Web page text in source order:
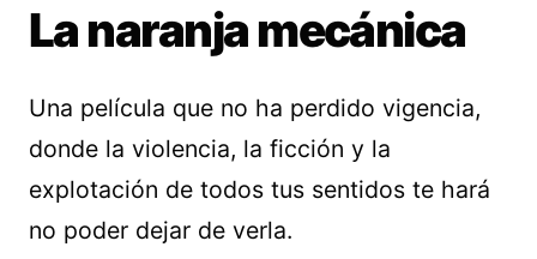
La naranja mecánica
Una película que no ha perdido vigencia,
donde la violencia, la ficción y la
explotación de todos tus sentidos te hará
no poder dejar de verla.